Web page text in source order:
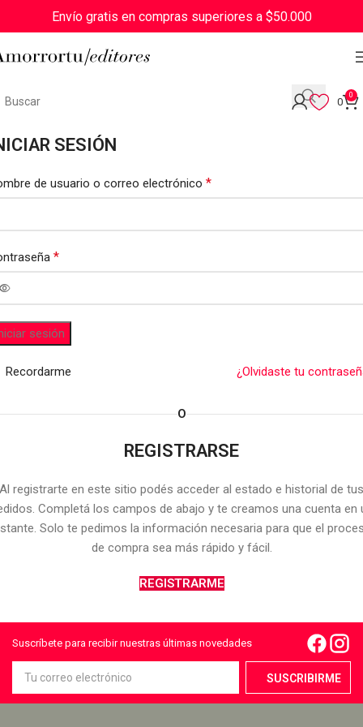
Envío gratis en compras superiores a $50.000
0
0
SESIÓN
de usuario o correo electrónico *
*
sesión
¿Olvidaste tu
Recordarme
O
REGISTRARSE
Al registrarte en este sitio podés acceder al estado e historial de tus
Completá los campos de abajo y te creamos una cuenta en
Solo te pedimos la información necesaria para que el
de compra sea más rápido y fácil.
REGISTRARME
Suscríbete para recibir nuestras últimas novedades